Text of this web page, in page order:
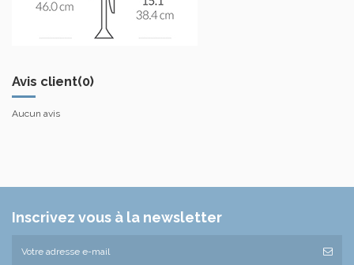
Avis client(0)
Aucun avis
Inscrivez vous à la newsletter